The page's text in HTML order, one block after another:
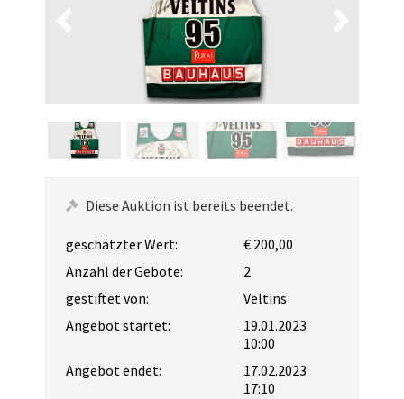
Diese Auktion ist bereits beendet.
geschätzter Wert:
€ 200,00
Anzahl der Gebote:
2
gestiftet von:
Veltins
Angebot startet:
19.01.2023
10:00
Angebot endet:
17.02.2023
17:10